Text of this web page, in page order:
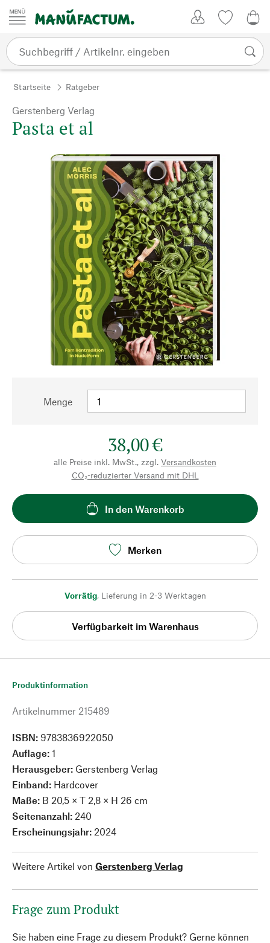
Zum Inhalt springen
Startseite Ratgeber
Gerstenberg Verlag
Pasta et al
Menge
38,00 €
alle Preise inkl. MwSt., zzgl. Versandkosten
CO₂-reduzierter Versand mit DHL
In den Warenkorb
Merken
Vorrätig, Lieferung in 2-3 Werktagen
Verfügbarkeit im Warenhaus
Produktinformation
Artikelnummer 215489
ISBN: 9783836922050
Auflage: 1
Herausgeber: Gerstenberg Verlag
Einband: Hardcover
Maße: B 20,5 × T 2,8 × H 26 cm
Seitenanzahl: 240
Erscheinungsjahr: 2024
Weitere Artikel von Gerstenberg Verlag
Frage zum Produkt
Sie haben eine Frage zu diesem Produkt? Gerne können